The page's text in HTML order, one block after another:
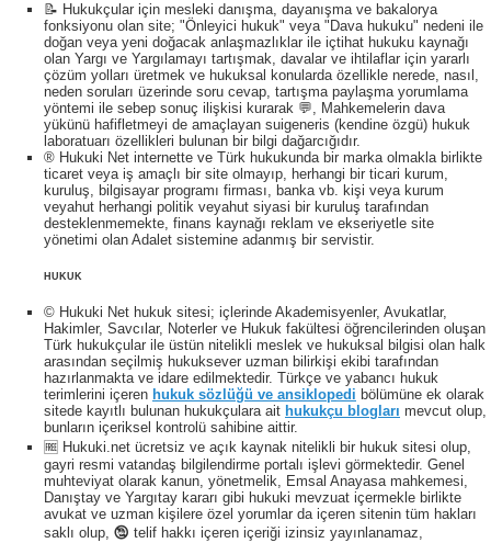
📝 Hukukçular için mesleki danışma, dayanışma ve bakalorya
fonksiyonu olan site; "Önleyici hukuk" veya "Dava hukuku" nedeni ile
doğan veya yeni doğacak anlaşmazlıklar ile içtihat hukuku kaynağı
olan Yargı ve Yargılamayı tartışmak, davalar ve ihtilaflar için yararlı
çözüm yolları üretmek ve hukuksal konularda özellikle nerede, nasıl,
neden soruları üzerinde soru cevap, tartışma paylaşma yorumlama
yöntemi ile sebep sonuç ilişkisi kurarak 💬, Mahkemelerin dava
yükünü hafifletmeyi de amaçlayan suigeneris (kendine özgü) hukuk
laboratuarı özellikleri bulunan bir bilgi dağarcığıdır.
® Hukuki Net internette ve Türk hukukunda bir marka olmakla birlikte
ticaret veya iş amaçlı bir site olmayıp, herhangi bir ticari kurum,
kuruluş, bilgisayar programı firması, banka vb. kişi veya kurum
veyahut herhangi politik veyahut siyasi bir kuruluş tarafından
desteklenmemekte, finans kaynağı reklam ve ekseriyetle site
yönetimi olan Adalet sistemine adanmış bir servistir.
HUKUK
© Hukuki Net hukuk sitesi; içlerinde Akademisyenler, Avukatlar,
Hakimler, Savcılar, Noterler ve Hukuk fakültesi öğrencilerinden oluşan
Türk hukukçular ile üstün nitelikli meslek ve hukuksal bilgisi olan halk
arasından seçilmiş hukuksever uzman bilirkişi ekibi tarafından
hazırlanmakta ve idare edilmektedir. Türkçe ve yabancı hukuk
terimlerini içeren hukuk sözlüğü ve ansiklopedi bölümüne ek olarak
sitede kayıtlı bulunan hukukçulara ait hukukçu blogları mevcut olup,
bunların içeriksel kontrolü sahibine aittir.
🆓 Hukuki.net ücretsiz ve açık kaynak nitelikli bir hukuk sitesi olup,
gayri resmi vatandaş bilgilendirme portalı işlevi görmektedir. Genel
muhteviyat olarak kanun, yönetmelik, Emsal Anayasa mahkemesi,
Danıştay ve Yargıtay kararı gibi hukuki mevzuat içermekle birlikte
avukat ve uzman kişilere özel yorumlar da içeren sitenin tüm hakları
saklı olup, 🕲 telif hakkı içeren içeriği izinsiz yayınlanamaz,